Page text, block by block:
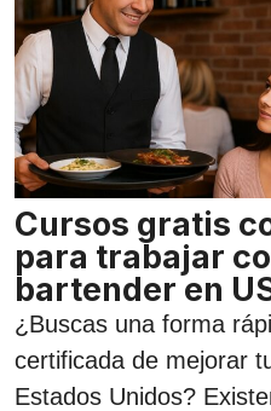
Cursos gratis
para trabajar
bartender en
¿Buscas una forma
certificada de mejorar
Estados Unidos?